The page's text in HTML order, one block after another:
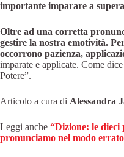
importante imparare a
Oltre ad una corretta
gestire la nostra emotività.
occorrono pazienza,
imparate e applicate. Come
Potere”.
Articolo a cura di Alessandra
Leggi anche “Dizione: le dieci
pronunciamo nel modo